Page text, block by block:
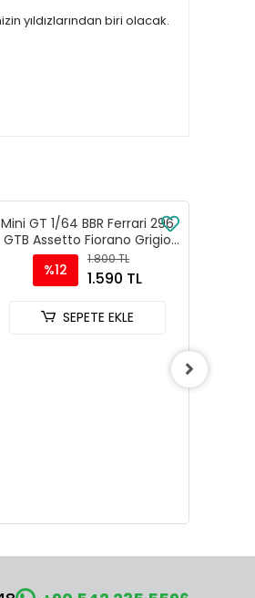
yıldızlarından biri olacak.
Mini GT 1/64 BBR Ferrari 296
GTB Assetto Fiorano Grigio
Scuro - BBRFER64007
%12
1.800 TL
1.590 TL
SEPETE EKLE